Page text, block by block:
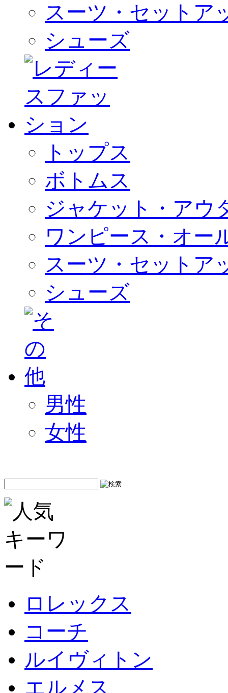
スーツ・セットア
シューズ
トップス
ボトムス
ジャケット・アウ
ワンピース・オー
スーツ・セットア
シューズ
男性
女性
ロレックス
コーチ
ルイヴィトン
エルメス